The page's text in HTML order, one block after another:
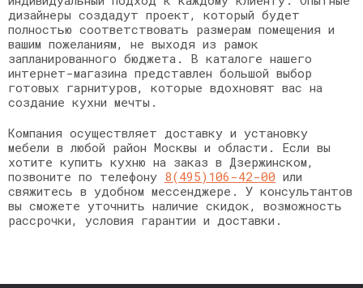
дизайнеры создадут проект, который будет
полностью соответствовать размерам помещения и
вашим пожеланиям, не выходя из рамок
запланированного бюджета. В каталоге нашего
интернет-магазина представлен большой выбор
готовых гарнитуров, которые вдохновят вас на
создание кухни мечты.
Компания осуществляет доставку и установку
мебели в любой район Москвы и области. Если вы
хотите купить кухню на заказ в Дзержинском,
позвоните по телефону 8(495)106-42-00 или
свяжитесь в удобном мессенджере. У консультантов
вы сможете уточнить наличие скидок, возможность
рассрочки, условия гарантии и доставки.